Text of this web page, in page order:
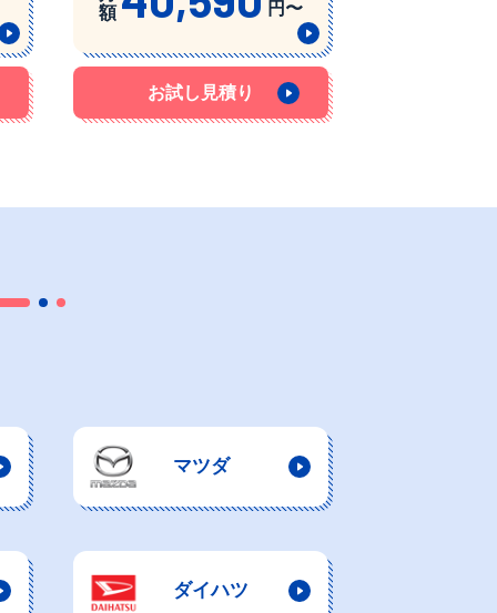
額
円〜
お試し見積り
マツダ
ダイハツ